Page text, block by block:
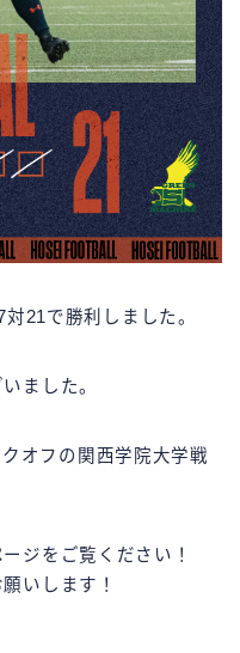
21で勝利しました。
ました。
オフの関西学院大学戦
ジをご覧ください！
いします！